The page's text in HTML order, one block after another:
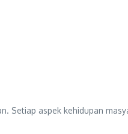
Setiap aspek kehidupan